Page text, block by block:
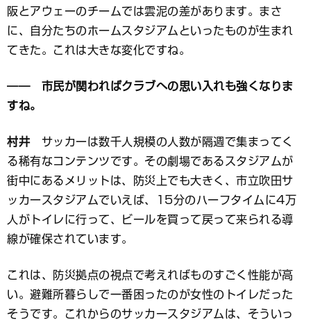
阪とアウェーのチームでは雲泥の差があります。まさ
に、自分たちのホームスタジアムといったものが生まれ
てきた。これは大きな変化ですね。
―― 市民が関わればクラブへの思い入れも強くなりま
すね。
村井サッカーは数千人規模の人数が隔週で集まってく
る稀有なコンテンツです。その劇場であるスタジアムが
街中にあるメリットは、防災上でも大きく、市立吹田サ
ッカースタジアムでいえば、15分のハーフタイムに4万
人がトイレに行って、ビールを買って戻って来られる導
線が確保されています。
これは、防災拠点の視点で考えればものすごく性能が高
い。避難所暮らしで一番困ったのが女性のトイレだった
そうです。これからのサッカースタジアムは、そういっ